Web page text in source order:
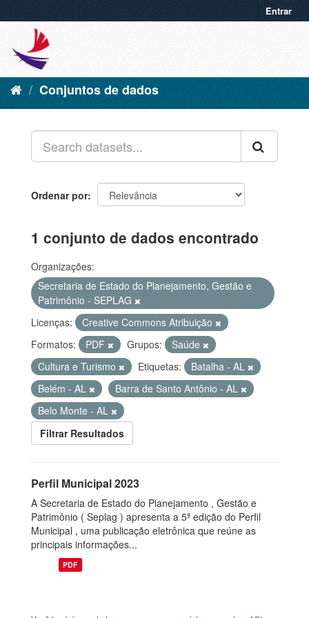
Entrar
Conjuntos de dados
Ordenar por
1 conjunto de dados encontrado
Organizações:
Secretaria de Estado do Planejamento, Gestão e
Patrimônio - SEPLAG
Licenças:
Creative Commons Atribuição
Formatos:
PDF Grupos:
Saúde
Cultura e Turismo
Etiquetas:
Batalha - AL
Belém - AL
Barra de Santo Antônio - AL
Belo Monte - AL
Filtrar Resultados
Perfil Municipal 2023
A Secretaria de Estado do Planejamento , Gestão e
Patrimônio ( Seplag ) apresenta a 5ª edição do Perfil
Municipal , uma publicação eletrônica que reúne as
principais informações...
PDF